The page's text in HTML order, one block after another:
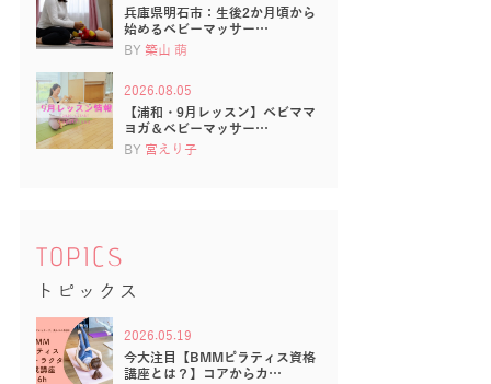
兵庫県明石市：生後2か月頃から
始めるベビーマッサー…
BY 築山 萌
2026.08.05
【浦和・9月レッスン】ベビママ
ヨガ＆ベビーマッサー…
BY 宮えり子
TOPICS
トピックス
2026.05.19
今大注目【BMMピラティス資格
講座とは？】コアからカ…